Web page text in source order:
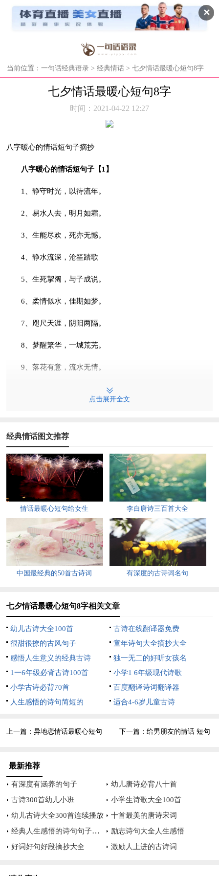
✕
当前位置： 一句话经典语录 > 经典情话 > 七夕情话最暖心短句8字
七夕情话最暖心短句8字
时间：2021-04-22 12:27
八字暖心的情话短句子摘抄
八字暖心的情话短句子【1】
1、静守时光，以待流年。
2、易水人去，明月如霜。
3、生能尽欢，死亦无憾。
4、静水流深，沧笙踏歌
5、生死挈阔，与子成说。
6、柔情似水，佳期如梦。
7、咫尺天涯，阴阳两隔。
8、梦醒繁华，一城荒芜。
9、落花有意，流水无情。
10、素时景年，一世疏离。
12、有美人兮，见之不忘。
13、才会相思，便害相思。
14、窈宨淑女，君子好逑。
15、山河永寂，怎堪欢颜。
16、红尘初妆，山河无疆。
17、清风湿润，茶烟轻扬。
18、水落红莲，唯闻玉磬
20、时光停滞，岁月静好。
21、轻摸眼眶，仍有余凉。
22、风花雪月，长恨时别。
23、吟风于春，薄酒夜夏。
24、终牵绊，憔思花容颜。
27、天不老，心似双丝网。
八字暖心的情话短句子【2】
2、执子之手，与子偕老。
3、你若安好，便是晴天。
4、有多少爱，可以重来？
点击展开全文
经典情话图文推荐
情话最暖心短句给女生 李白唐诗三百首大全
中国最经典的50首古诗词 有深度的古诗词名句
七夕情话最暖心短句8字相关文章
幼儿古诗大全100首
古诗在线翻译器免费
很甜很撩的古风句子
童年诗句大全摘抄大全
感悟人生意义的经典古诗
独一无二的好听女孩名
1一6年级必背古诗100首
小学1 6年级现代诗歌
小学古诗必背70首
百度翻译诗词翻译器
人生感悟的诗句简短的
适合4-6岁儿童古诗
上一篇：异地恋情话最暖心短句 下一篇：给男朋友的情话 短句
最新推荐
有深度有涵养的句子
幼儿唐诗必背八十首
古诗300首幼儿小班
小学生诗歌大全100首
幼儿古诗大全300首连续播放
十首最美的唐诗宋词
经典人生感悟的诗句句子大全
励志诗句大全人生感悟
好词好句好段摘抄大全
激励人上进的古诗词